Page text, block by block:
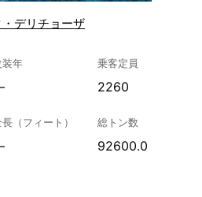
・デリチョーザ
装年 乗客定員
2260
（フィート） 総トン数
92600.0